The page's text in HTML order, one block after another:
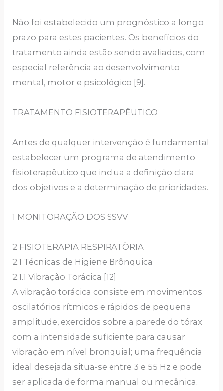
Não foi estabelecido um prognóstico a longo
prazo para estes pacientes. Os benefícios do
tratamento ainda estão sendo avaliados, com
especial referência ao desenvolvimento
mental, motor e psicológico [9].
TRATAMENTO FISIOTERAPÊUTICO
Antes de qualquer intervenção é fundamental
estabelecer um programa de atendimento
fisioterapêutico que inclua a definição clara
dos objetivos e a determinação de prioridades.
1 MONITORAÇÃO DOS SSVV
2 FISIOTERAPIA RESPIRATÒRIA
2.1 Técnicas de Higiene Brônquica
2.1.1 Vibração Torácica [12]
A vibração torácica consiste em movimentos
oscilatórios rítmicos e rápidos de pequena
amplitude, exercidos sobre a parede do tórax
com a intensidade suficiente para causar
vibração em nível bronquial; uma freqüência
ideal desejada situa-se entre 3 e 55 Hz e pode
ser aplicada de forma manual ou mecânica.